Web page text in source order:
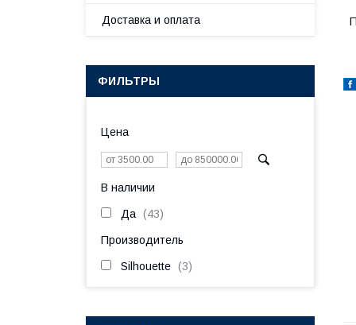
Доставка и оплата
ФИЛЬТРЫ
Цена
В наличии
Да 43
Производитель
Silhouette 3